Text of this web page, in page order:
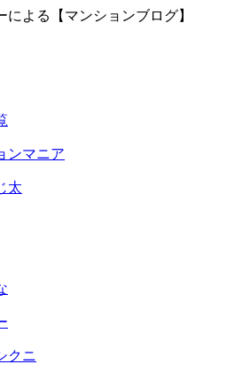
による【マンションブログ】
ンマニア
太
クニ